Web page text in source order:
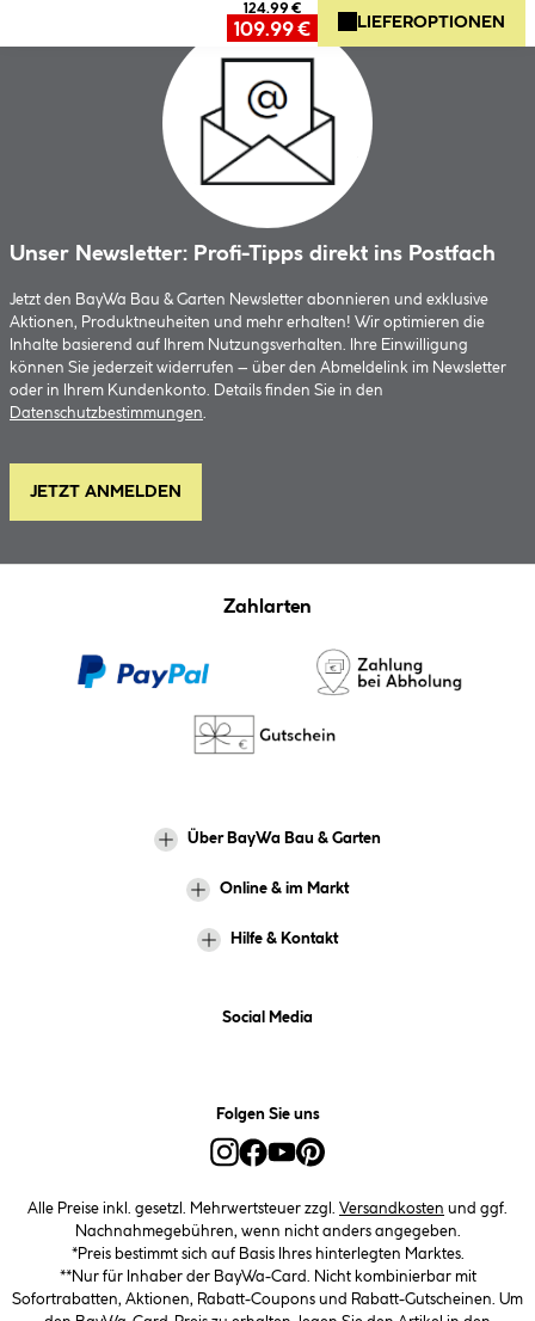
124.99 €
109.99 € LIEFEROPTIONEN
Unser Newsletter: Profi-Tipps direkt ins Postfach
Jetzt den BayWa Bau & Garten Newsletter abonnieren und exklusive
Aktionen, Produktneuheiten und mehr erhalten! Wir optimieren die
Inhalte basierend auf Ihrem Nutzungsverhalten. Ihre Einwilligung
können Sie jederzeit widerrufen – über den Abmeldelink im Newsletter
oder in Ihrem Kundenkonto. Details finden Sie in den
Datenschutzbestimmungen.
JETZT ANMELDEN
Zahlarten
Über BayWa Bau & Garten
Online & im Markt
Hilfe & Kontakt
Social Media
Folgen Sie uns
Alle Preise inkl. gesetzl. Mehrwertsteuer zzgl. Versandkosten und ggf.
Nachnahmegebühren, wenn nicht anders angegeben.
*Preis bestimmt sich auf Basis Ihres hinterlegten Marktes.
**Nur für Inhaber der BayWa-Card. Nicht kombinierbar mit
Sofortrabatten, Aktionen, Rabatt-Coupons und Rabatt-Gutscheinen. Um